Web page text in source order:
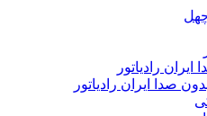
رادیاتور
صدا ایران رادیاتور